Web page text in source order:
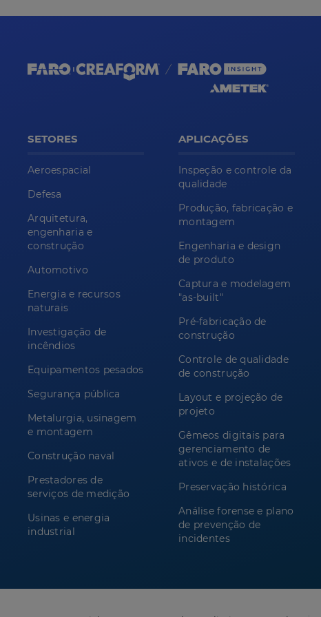
SETORES
Aeroespacial
Defesa
Arquitetura,
engenharia e
construção
Automotivo
Energia e recursos
naturais
Investigação de
incêndios
Equipamentos pesados
Segurança pública
Metalurgia, usinagem
e montagem
Construção naval
Prestadores de
serviços de medição
Usinas e energia
industrial
APLICAÇÕES
Inspeção e controle da
qualidade
Produção, fabricação e
montagem
Engenharia e design
de produto
Captura e modelagem
"as-built"
Pré-fabricação de
construção
Controle de qualidade
de construção
Layout e projeção de
projeto
Gêmeos digitais para
gerenciamento de
ativos e de instalações
Preservação histórica
Análise forense e plano
de prevenção de
incidentes